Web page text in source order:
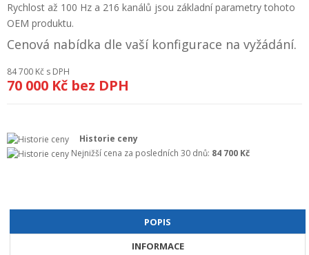
OBCHODNÍ PODMÍNKY SPOLEČNOSTI GEOPEN, S.R.O.
SERVIS A KALIBRACE
INDIVIDUÁLNÍ PORADENSTVÍ
Rychlost až 100 Hz a 216 kanálů jsou základní parametry tohoto
OEM produktu.
Cenová nabídka dle vaší konfigurace na vyžádání.
84 700 Kč s DPH
70 000 Kč bez DPH
Historie ceny
Nejnižší cena za posledních 30 dnů: 84 700 Kč
POPIS
INFORMACE